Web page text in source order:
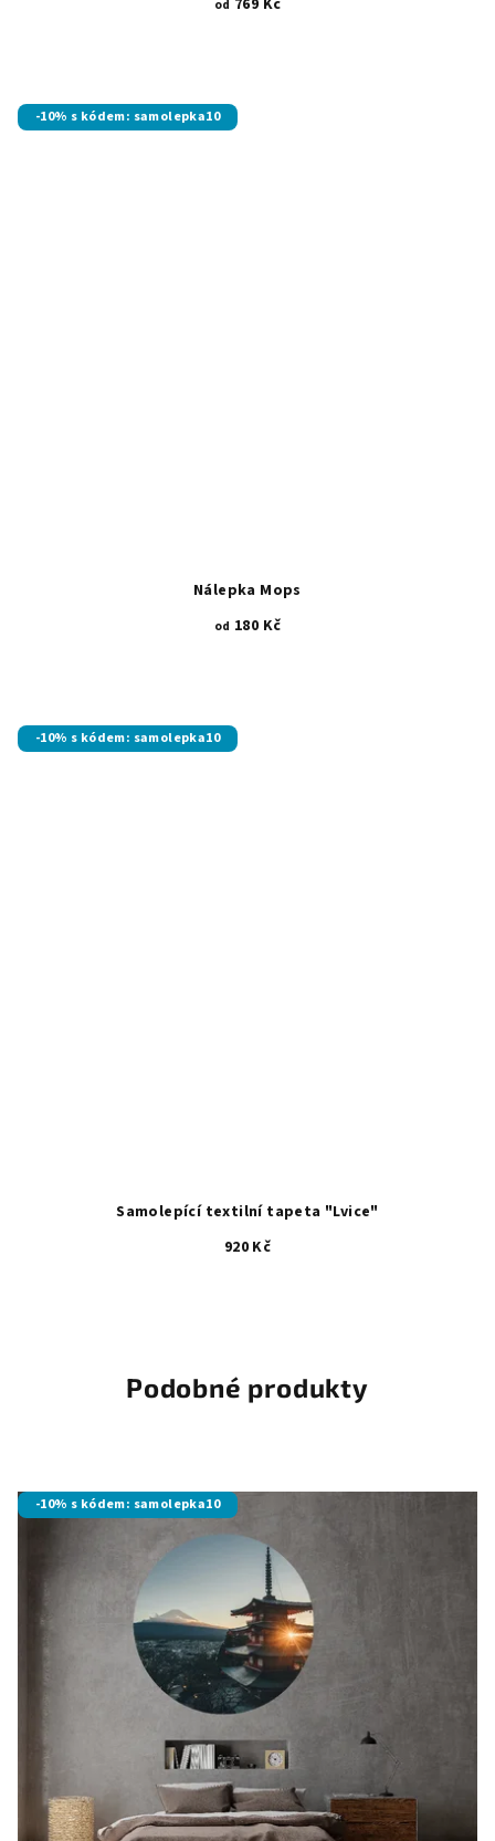
od 769 Kč
-10% s kódem: samolepka10
Nálepka Mops
od 180 Kč
-10% s kódem: samolepka10
Samolepící textilní tapeta "Lvice"
920 Kč
Podobné produkty
-10% s kódem: samolepka10